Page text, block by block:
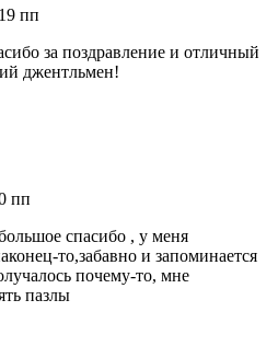
пп
за поздравление и отличный
джентльмен!
пп
спасибо , у меня
то,забавно и запоминается
почему-то, мне
пазлы